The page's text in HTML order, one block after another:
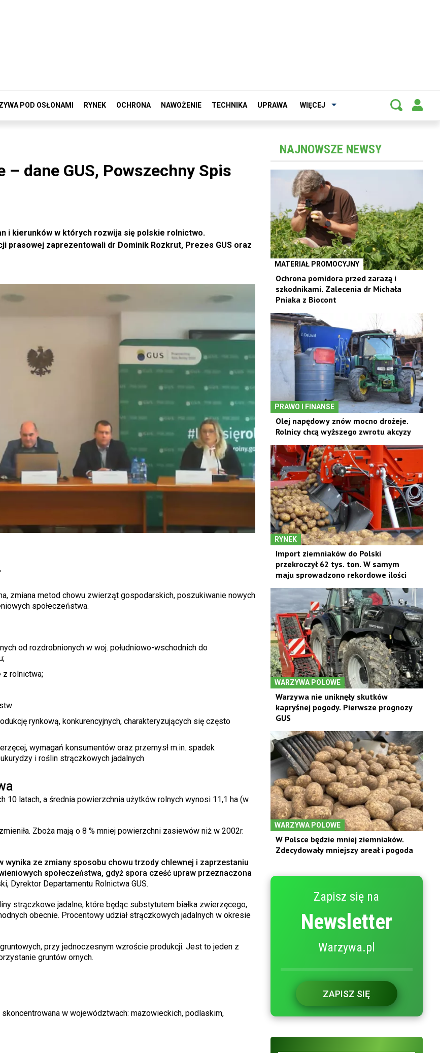
POD OSŁONAMI RYNEK OCHRONA NAWOŻENIE TECHNIKA UPRAWA WIĘCEJ
dane GUS, Powszechny Spis
i kierunków w których rozwija się polskie rolnictwo.
prasowej zaprezentowali dr Dominik Rozkrut, Prezes GUS oraz
zmiana metod chowu zwierząt gospodarskich, poszukiwanie nowych
społeczeństwa.
od rozdrobnionych w woj. południowo-wschodnich do
z rolnictwa;
rynkową, konkurencyjnych, charakteryzujących się często
wymagań konsumentów oraz przemysł m.in. spadek
i roślin strączkowych jadalnych
latach, a średnia powierzchnia użytków rolnych wynosi 11,1 ha (w
Zboża mają o 8 % mniej powierzchni zasiewów niż w 2002r.
ze zmiany sposobu chowu trzody chlewnej i zaprzestaniu
społeczeństwa, gdyż spora cześć upraw przeznaczona
Dyrektor Departamentu Rolnictwa GUS.
strączkowe jadalne, które będąc substytutem białka zwierzęcego,
obecnie. Procentowy udział strączkowych jadalnych w okresie
przy jednoczesnym wzroście produkcji. Jest to jeden z
gruntów ornych.
w województwach: mazowieckich, podlaskim,
NAJNOWSZE NEWSY
MATERIAŁ PROMOCYJNY
Ochrona pomidora przed zarazą i
szkodnikami. Zalecenia dr Michała
Pniaka z Biocont
PRAWO I FINANSE
Olej napędowy znów mocno drożeje.
Rolnicy chcą wyższego zwrotu akcyzy
RYNEK
Import ziemniaków do Polski
przekroczył 62 tys. ton. W samym
maju sprowadzono rekordowe ilości
WARZYWA POLOWE
Warzywa nie uniknęły skutków
kapryśnej pogody. Pierwsze prognozy
GUS
WARZYWA POLOWE
W Polsce będzie mniej ziemniaków.
Zdecydowały mniejszy areał i pogoda
Zapisz się na
Newsletter
Warzywa.pl
ZAPISZ SIĘ